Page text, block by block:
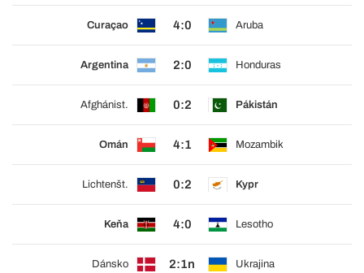
Curaçao 4:0 Aruba
Argentina 2:0 Honduras
Afghánist. 0:2 Pákistán
Omán 4:1 Mozambik
Lichtenšt. 0:2 Kypr
Keňa 4:0 Lesotho
Dánsko 2:1n Ukrajina